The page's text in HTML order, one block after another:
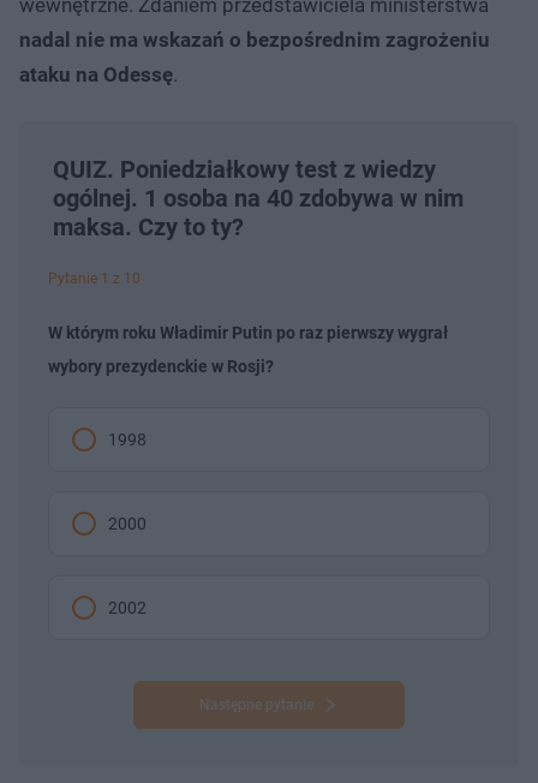
nadal nie ma wskazań o bezpośrednim zagrożeniu
ataku na Odessę.
QUIZ. Poniedziałkowy test z wiedzy
ogólnej. 1 osoba na 40 zdobywa w nim
maksa. Czy to ty?
Pytanie 1 z 10
W którym roku Władimir Putin po raz pierwszy wygrał
wybory prezydenckie w Rosji?
1998
2000
2002
Następne pytanie